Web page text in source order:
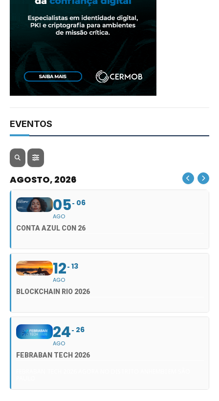
EVENTOS
AGOSTO, 2026
05
AGO
06
CONTA AZUL CON 26
12
AGO
13
BLOCKCHAIN RIO 2026
24
AGO
26
FEBRABAN TECH 2026